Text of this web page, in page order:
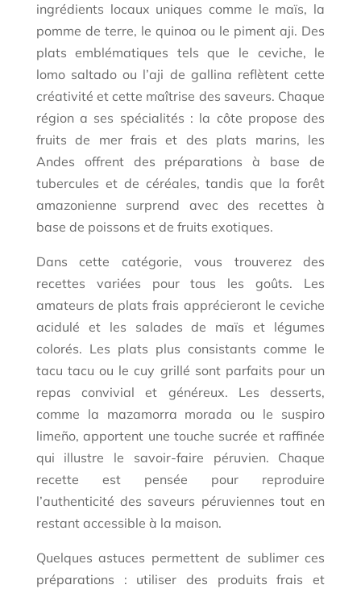
ingrédients locaux uniques comme le maïs, la
pomme de terre, le quinoa ou le piment aji. Des
plats emblématiques tels que le ceviche, le
lomo saltado ou l’aji de gallina reflètent cette
créativité et cette maîtrise des saveurs. Chaque
région a ses spécialités : la côte propose des
fruits de mer frais et des plats marins, les
Andes offrent des préparations à base de
tubercules et de céréales, tandis que la forêt
amazonienne surprend avec des recettes à
base de poissons et de fruits exotiques.
Dans cette catégorie, vous trouverez des
recettes variées pour tous les goûts. Les
amateurs de plats frais apprécieront le ceviche
acidulé et les salades de maïs et légumes
colorés. Les plats plus consistants comme le
tacu tacu ou le cuy grillé sont parfaits pour un
repas convivial et généreux. Les desserts,
comme la mazamorra morada ou le suspiro
limeño, apportent une touche sucrée et raffinée
qui illustre le savoir-faire péruvien. Chaque
recette est pensée pour reproduire
l’authenticité des saveurs péruviennes tout en
restant accessible à la maison.
Quelques astuces permettent de sublimer ces
préparations : utiliser des produits frais et